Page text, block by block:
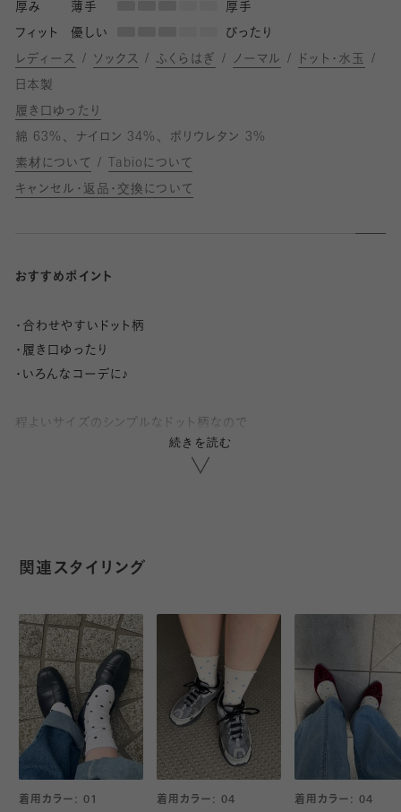
厚み 薄手
厚手
フィット
優しい
ぴったり
レディース
ソックス ふくらはぎ ノーマル
ドット・水玉
日本製
履き口ゆったり
綿 63%
ナイロン 34%
ポリウレタン 3%
素材について
Tabioについて
キャンセル・返品・交換について
おすすめポイント
・合わせやすいドット柄
・履き口ゆったり
・いろんなコーデに♪
程よいサイズのシンプルなドット柄なので
どんなコーデにも合わせやすいです。
続きを読む
関連スタイリング
着用カラー: 01
着用カラー: 04
着用カラー: 04